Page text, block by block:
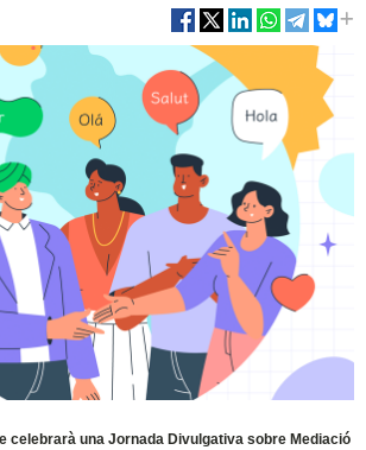
celebrarà una Jornada Divulgativa sobre Mediació